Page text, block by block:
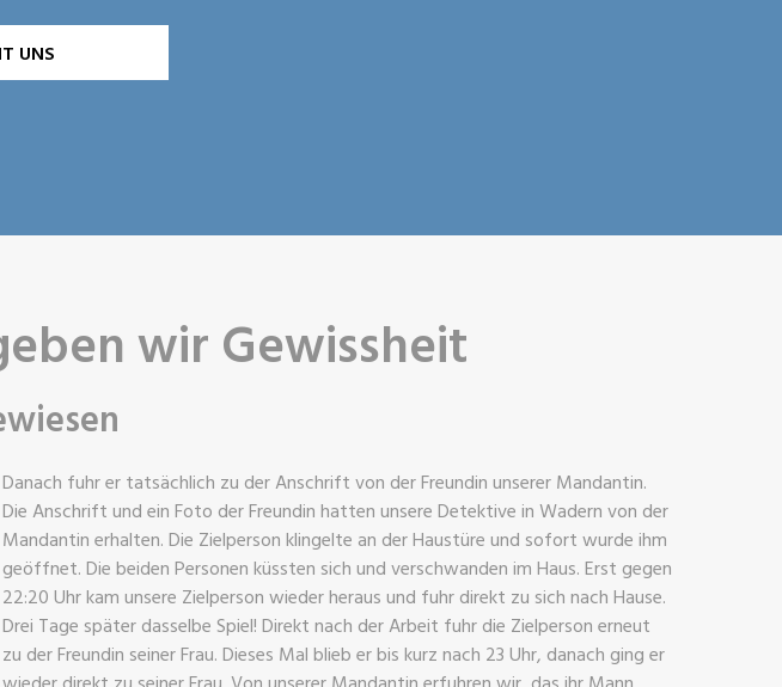
UNS
wir Gewissheit
Danach fuhr er tatsächlich zu der Anschrift von der Freundin unserer Mandantin.
Die Anschrift und ein Foto der Freundin hatten unsere Detektive in Wadern von der
Mandantin erhalten. Die Zielperson klingelte an der Haustüre und sofort wurde ihm
geöffnet. Die beiden Personen küssten sich und verschwanden im Haus. Erst gegen
22:20 Uhr kam unsere Zielperson wieder heraus und fuhr direkt zu sich nach Hause.
Drei Tage später dasselbe Spiel! Direkt nach der Arbeit fuhr die Zielperson erneut
zu der Freundin seiner Frau. Dieses Mal blieb er bis kurz nach 23 Uhr, danach ging er